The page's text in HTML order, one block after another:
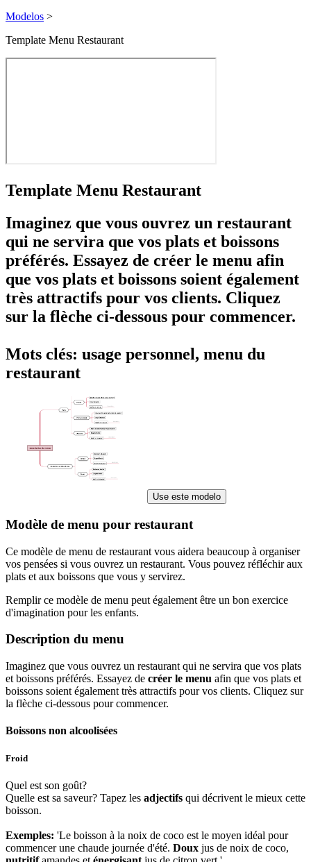
Modelos >
Template Menu Restaurant
Template Menu Restaurant
Imaginez que vous ouvrez un restaurant
qui ne servira que vos plats et boissons
préférés. Essayez de créer le menu afin
que vos plats et boissons soient également
très attractifs pour vos clients. Cliquez
sur la flèche ci-dessous pour commencer.
Mots clés: usage personnel, menu du
restaurant
Use este modelo
Modèle de menu pour restaurant
Ce modèle de menu de restaurant vous aidera beaucoup à organiser
vos pensées si vous ouvrez un restaurant. Vous pouvez réfléchir aux
plats et aux boissons que vous y servirez.
Remplir ce modèle de menu peut également être un bon exercice
d'imagination pour les enfants.
Description du menu
Imaginez que vous ouvrez un restaurant qui ne servira que vos plats
et boissons préférés. Essayez de créer le menu afin que vos plats et
boissons soient également très attractifs pour vos clients. Cliquez sur
la flèche ci-dessous pour commencer.
Boissons non alcoolisées
Froid
Quel est son goût?
Quelle est sa saveur? Tapez les adjectifs qui décrivent le mieux cette
boisson.
Exemples: 'Le boisson à la noix de coco est le moyen idéal pour
commencer une chaude journée d'été. Doux jus de noix de coco,